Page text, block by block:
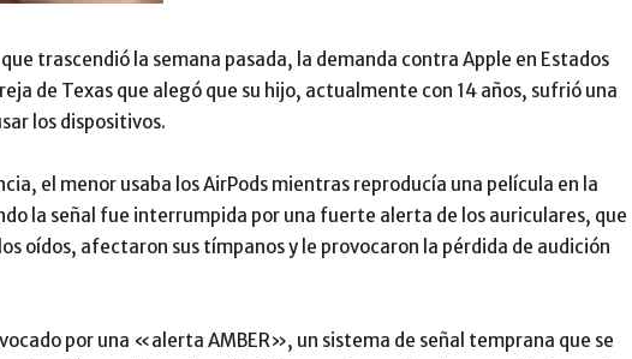
trascendió la semana pasada, la demanda contra Apple en Estados
de Texas que alegó que su hijo, actualmente con 14 años, sufrió una
los dispositivos.
el menor usaba los AirPods mientras reproducía una película en la
la señal fue interrumpida por una fuerte alerta de los auriculares, que
oídos, afectaron sus tímpanos y le provocaron la pérdida de audición
por una «alerta AMBER», un sistema de señal temprana que se